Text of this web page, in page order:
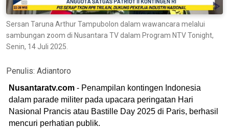
Sersan Taruna Arthur Tampubolon dalam wawancara melalui
sambungan zoom di Nusantara TV dalam Program NTV Tonight,
Senin, 14 Juli 2025.
Penulis: Adiantoro
Nusantaratv.com - Penampilan kontingen Indonesia
dalam parade militer pada upacara peringatan Hari
Nasional Prancis atau Bastille Day 2025 di Paris, berhasil
mencuri perhatian publik.